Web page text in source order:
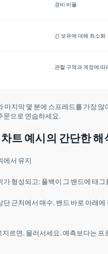
경비 비율
긴 보유에 대해 최소화
관할 구역과 계정에 따
마지막 몇 분에 스프레드를 가장
문으로 연습하세요.
트 예시의 간단한 해
에서 유지
가 형성되고; 풀백이 그 밴드에 태그
단 근처에서 매수, 밴드 바로 아래
르면, 물러서세요. 예측보다는 프